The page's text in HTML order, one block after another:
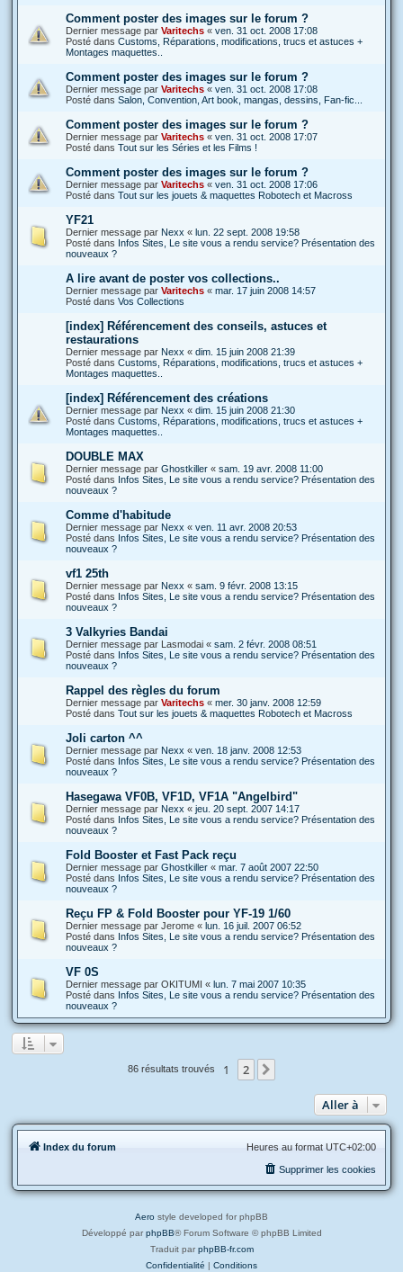
Comment poster des images sur le forum ?
Dernier message par Varitechs « ven. 31 oct. 2008 17:08
Posté dans Customs, Réparations, modifications, trucs et astuces +
Montages maquettes..
Comment poster des images sur le forum ?
Dernier message par Varitechs « ven. 31 oct. 2008 17:08
Posté dans Salon, Convention, Art book, mangas, dessins, Fan-fic...
Comment poster des images sur le forum ?
Dernier message par Varitechs « ven. 31 oct. 2008 17:07
Posté dans Tout sur les Séries et les Films !
Comment poster des images sur le forum ?
Dernier message par Varitechs « ven. 31 oct. 2008 17:06
Posté dans Tout sur les jouets & maquettes Robotech et Macross
YF21
Dernier message par Nexx « lun. 22 sept. 2008 19:58
Posté dans Infos Sites, Le site vous a rendu service? Présentation des
nouveaux ?
A lire avant de poster vos collections..
Dernier message par Varitechs « mar. 17 juin 2008 14:57
Posté dans Vos Collections
[index] Référencement des conseils, astuces et
restaurations
Dernier message par Nexx « dim. 15 juin 2008 21:39
Posté dans Customs, Réparations, modifications, trucs et astuces +
Montages maquettes..
[index] Référencement des créations
Dernier message par Nexx « dim. 15 juin 2008 21:30
Posté dans Customs, Réparations, modifications, trucs et astuces +
Montages maquettes..
DOUBLE MAX
Dernier message par Ghostkiller « sam. 19 avr. 2008 11:00
Posté dans Infos Sites, Le site vous a rendu service? Présentation des
nouveaux ?
Comme d'habitude
Dernier message par Nexx « ven. 11 avr. 2008 20:53
Posté dans Infos Sites, Le site vous a rendu service? Présentation des
nouveaux ?
vf1 25th
Dernier message par Nexx « sam. 9 févr. 2008 13:15
Posté dans Infos Sites, Le site vous a rendu service? Présentation des
nouveaux ?
3 Valkyries Bandai
Dernier message par Lasmodai « sam. 2 févr. 2008 08:51
Posté dans Infos Sites, Le site vous a rendu service? Présentation des
nouveaux ?
Rappel des règles du forum
Dernier message par Varitechs « mer. 30 janv. 2008 12:59
Posté dans Tout sur les jouets & maquettes Robotech et Macross
Joli carton ^^
Dernier message par Nexx « ven. 18 janv. 2008 12:53
Posté dans Infos Sites, Le site vous a rendu service? Présentation des
nouveaux ?
Hasegawa VF0B, VF1D, VF1A "Angelbird"
Dernier message par Nexx « jeu. 20 sept. 2007 14:17
Posté dans Infos Sites, Le site vous a rendu service? Présentation des
nouveaux ?
Fold Booster et Fast Pack reçu
Dernier message par Ghostkiller « mar. 7 août 2007 22:50
Posté dans Infos Sites, Le site vous a rendu service? Présentation des
nouveaux ?
Reçu FP & Fold Booster pour YF-19 1/60
Dernier message par Jerome « lun. 16 juil. 2007 06:52
Posté dans Infos Sites, Le site vous a rendu service? Présentation des
nouveaux ?
VF 0S
Dernier message par OKITUMI « lun. 7 mai 2007 10:35
Posté dans Infos Sites, Le site vous a rendu service? Présentation des
nouveaux ?
86 résultats trouvés 1 2
Aller à
Index du forum Heures au format UTC+02:00
Supprimer les cookies
Aero style developed for phpBB
Développé par phpBB® Forum Software © phpBB Limited
Traduit par phpBB-fr.com
Confidentialité | Conditions